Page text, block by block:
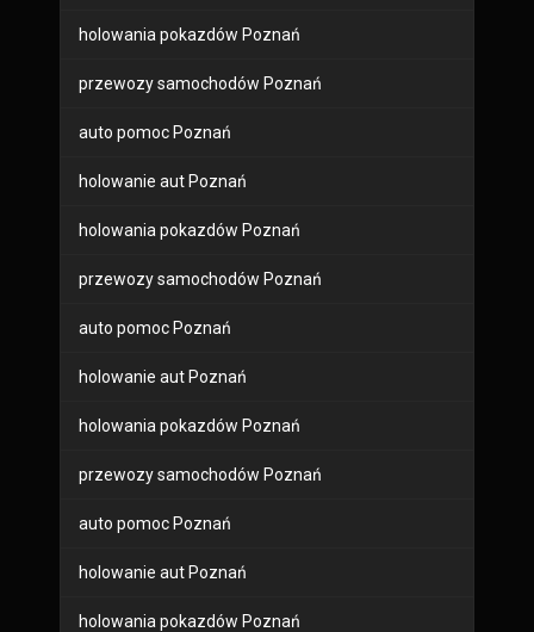
holowania pokazdów Poznań
przewozy samochodów Poznań
auto pomoc Poznań
holowanie aut Poznań
holowania pokazdów Poznań
przewozy samochodów Poznań
auto pomoc Poznań
holowanie aut Poznań
holowania pokazdów Poznań
przewozy samochodów Poznań
auto pomoc Poznań
holowanie aut Poznań
holowania pokazdów Poznań